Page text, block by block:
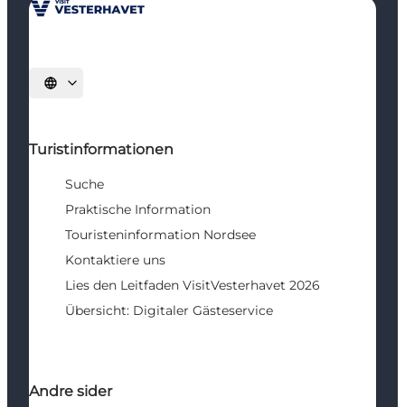
Sprache auswählen
Turistinformationen
Suche
Praktische Information
Touristeninformation Nordsee
Kontaktiere uns
Lies den Leitfaden VisitVesterhavet 2026
Übersicht: Digitaler Gästeservice
Andre sider